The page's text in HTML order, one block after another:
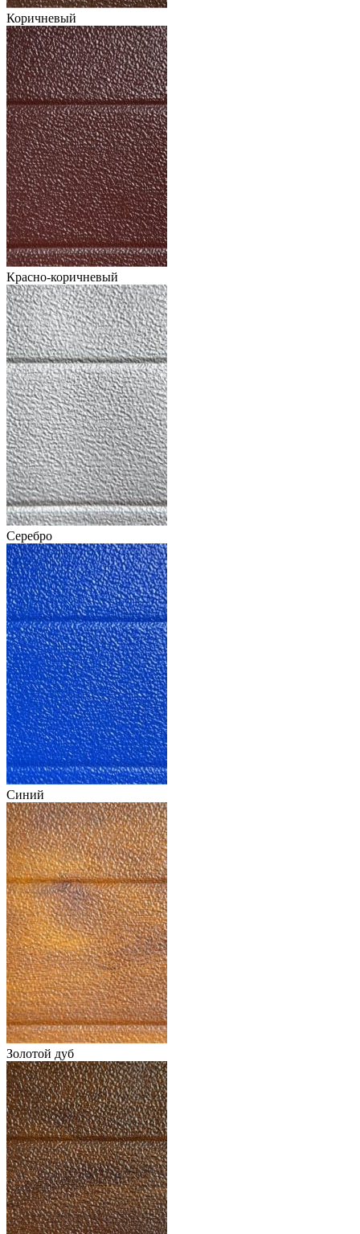
Коричневый
Красно-коричневый
Серебро
Синий
Золотой дуб